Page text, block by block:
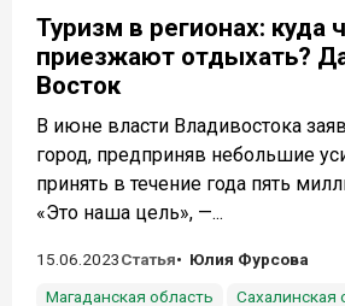
Туризм в регионах: куда
приезжают отдыхать?
Восток
В июне власти Владивостока
город, предприняв небольшие
принять в течение года пять
«Это наша цель», —...
15.06.2023Статья
Юлия Фурсова
Магаданская область
Сахалинская